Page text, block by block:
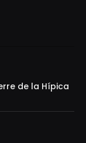
de la Hípica